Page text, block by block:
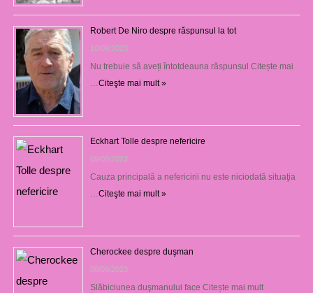
Robert De Niro despre răspunsul la tot
10/09/2023
Nu trebuie să aveți întotdeauna răspunsul Citește mai
Citeşte mai mult »
Eckhart Tolle despre nefericire
09/09/2023
Cauza principală a nefericirii nu este niciodată situaţia
Citeşte mai mult »
Cherockee despre duşman
08/09/2023
Slăbiciunea duşmanului face Citește mai mult